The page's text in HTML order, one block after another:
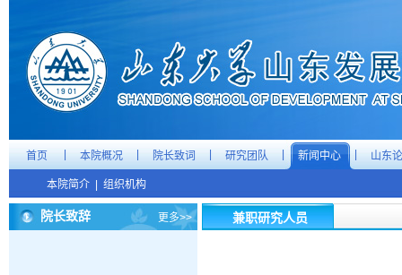
首页 本院概况 院长致词 研究团队 新闻中心 山东
本院简介 组织机构
院长致辞 更多>> 兼职研究人员